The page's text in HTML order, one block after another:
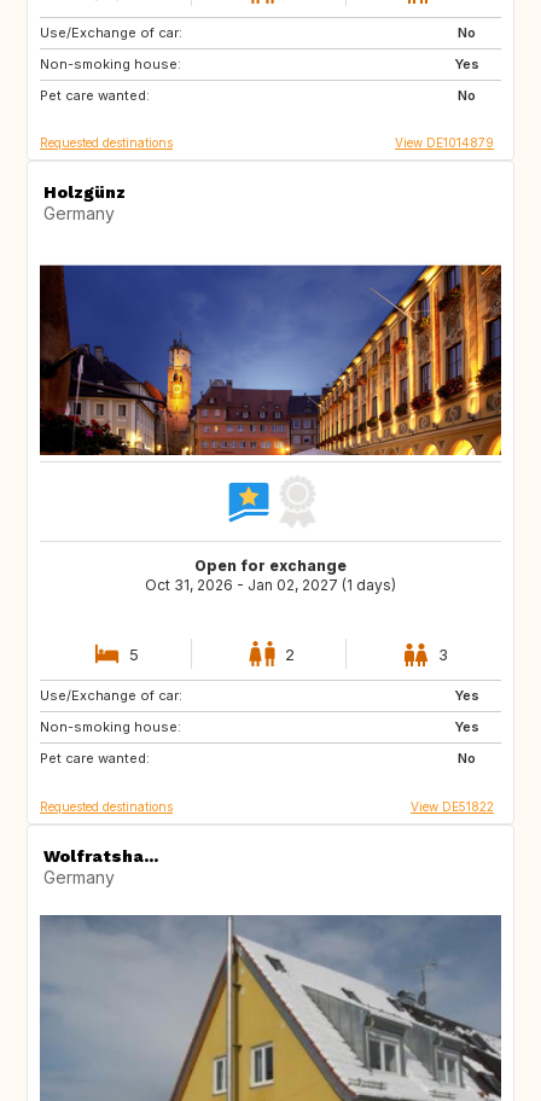
Use/Exchange of car:
No
Non-smoking house:
Yes
Pet care wanted:
No
BE
DE
ES
Requested destinations View DE1014879
Holzgünz
Germany
Open for exchange
Oct 31, 2026 - Jan 02, 2027 (1 days)
5 2 3
Use/Exchange of car:
Yes
Non-smoking house:
Yes
Pet care wanted:
No
FR
SE
NO
Requested destinations View DE51822
Wolfratsha...
Germany